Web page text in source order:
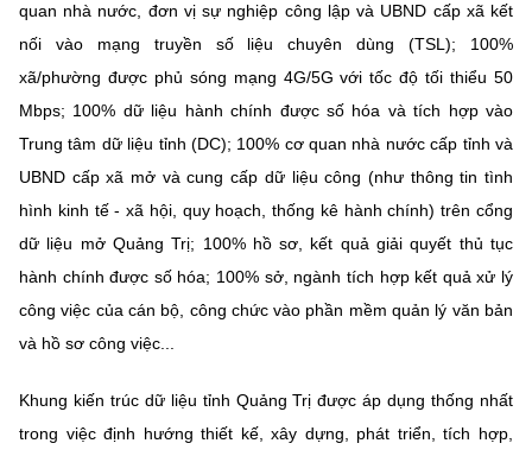
quan nhà nước, đơn vị sự nghiệp công lập và UBND cấp xã kết
nối vào mạng truyền số liệu chuyên dùng (TSL); 100%
xã/phường được phủ sóng mạng 4G/5G với tốc độ tối thiểu 50
Mbps; 100% dữ liệu hành chính được số hóa và tích hợp vào
Trung tâm dữ liệu tỉnh (DC); 100% cơ quan nhà nước cấp tỉnh và
UBND cấp xã mở và cung cấp dữ liệu công (như thông tin tình
hình kinh tế - xã hội, quy hoạch, thống kê hành chính) trên cổng
dữ liệu mở Quảng Trị; 100% hồ sơ, kết quả giải quyết thủ tục
hành chính được số hóa; 100% sở, ngành tích hợp kết quả xử lý
công việc của cán bộ, công chức vào phần mềm quản lý văn bản
và hồ sơ công việc...
Khung kiến trúc dữ liệu tỉnh Quảng Trị được áp dụng thống nhất
trong việc định hướng thiết kế, xây dựng, phát triển, tích hợp,